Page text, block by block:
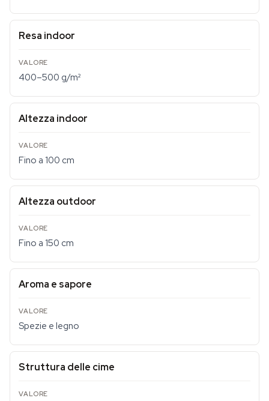
Resa indoor
400–500 g/m²
Altezza indoor
Fino a 100 cm
Altezza outdoor
Fino a 150 cm
Aroma e sapore
Spezie e legno
Struttura delle cime